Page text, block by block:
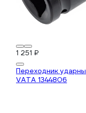
1 251 ₽
Переходник
VATA 1344806